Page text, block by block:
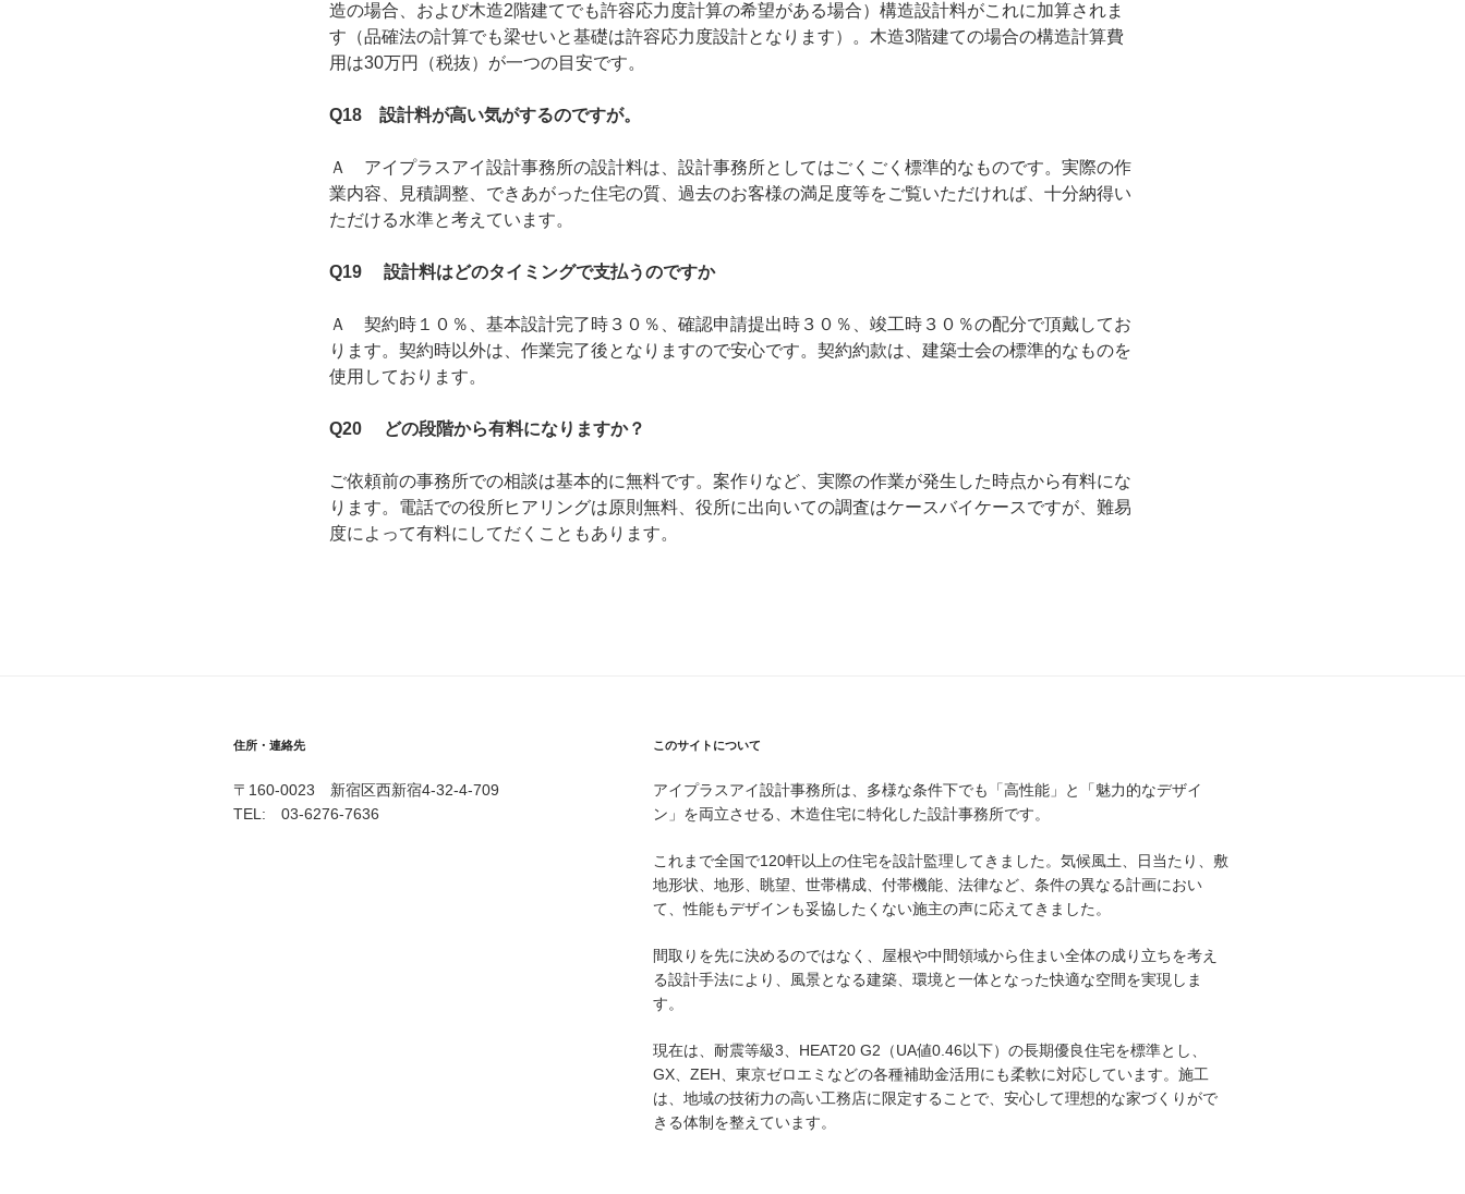
造の場合、および木造2階建てでも許容応力度計算の希望がある場合）構造設計料がこれに加算されま
す（品確法の計算でも梁せいと基礎は許容応力度設計となります）。木造3階建ての場合の構造計算費
用は30万円（税抜）が一つの目安です。
Q18 設計料が高い気がするのですが。
Ａ アイプラスアイ設計事務所の設計料は、設計事務所としてはごくごく標準的なものです。実際の作
業内容、見積調整、できあがった住宅の質、過去のお客様の満足度等をご覧いただければ、十分納得い
ただける水準と考えています。
Q19 設計料はどのタイミングで支払うのですか
Ａ 契約時１０％、基本設計完了時３０％、確認申請提出時３０％、竣工時３０％の配分で頂戴してお
ります。契約時以外は、作業完了後となりますので安心です。契約約款は、建築士会の標準的なものを
使用しております。
Q20 どの段階から有料になりますか？
ご依頼前の事務所での相談は基本的に無料です。案作りなど、実際の作業が発生した時点から有料にな
ります。電話での役所ヒアリングは原則無料、役所に出向いての調査はケースバイケースですが、難易
度によって有料にしてだくこともあります。
住所・連絡先
〒160-0023 新宿区西新宿4-32-4-709
TEL: 03-6276-7636
このサイトについて
アイプラスアイ設計事務所は、多様な条件下でも「高性能」と「魅力的なデザイ
ン」を両立させる、木造住宅に特化した設計事務所です。
これまで全国で120軒以上の住宅を設計監理してきました。気候風土、日当たり、敷
地形状、地形、眺望、世帯構成、付帯機能、法律など、条件の異なる計画におい
て、性能もデザインも妥協したくない施主の声に応えてきました。
間取りを先に決めるのではなく、屋根や中間領域から住まい全体の成り立ちを考え
る設計手法により、風景となる建築、環境と一体となった快適な空間を実現しま
す。
現在は、耐震等級3、HEAT20 G2（UA値0.46以下）の長期優良住宅を標準とし、
GX、ZEH、東京ゼロエミなどの各種補助金活用にも柔軟に対応しています。施工
は、地域の技術力の高い工務店に限定することで、安心して理想的な家づくりがで
きる体制を整えています。